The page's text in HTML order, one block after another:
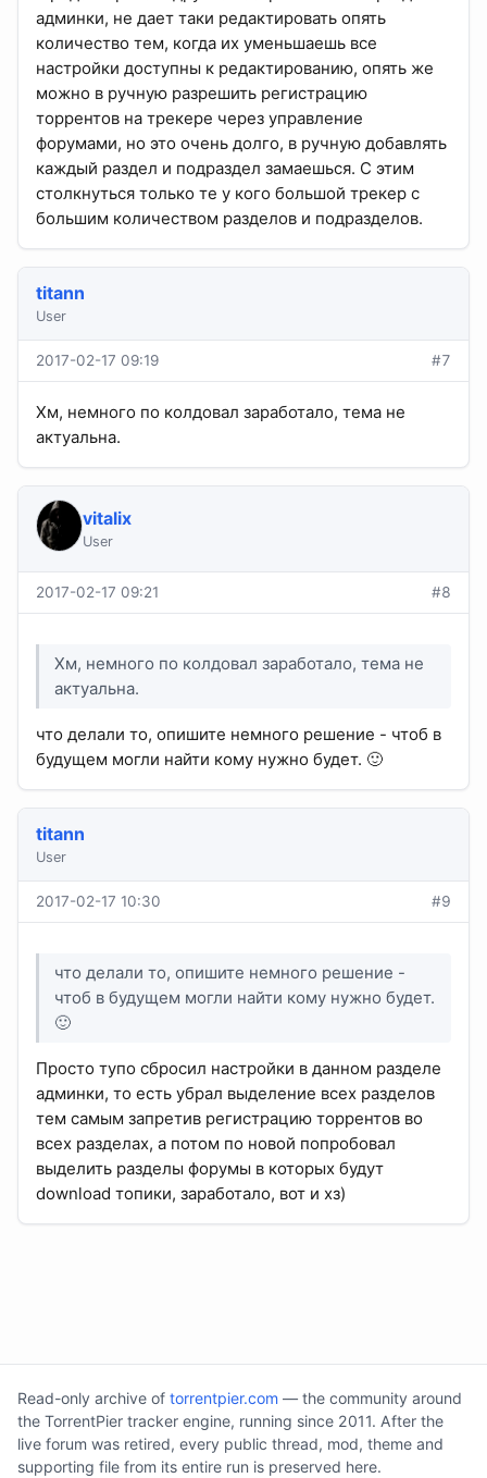
админки, не дает таки редактировать опять
количество тем, когда их уменьшаешь все
настройки доступны к редактированию, опять же
можно в ручную разрешить регистрацию
торрентов на трекере через управление
форумами, но это очень долго, в ручную добавлять
каждый раздел и подраздел замаешься. С этим
столкнуться только те у кого большой трекер с
большим количеством разделов и подразделов.
titann
User
2017-02-17 09:19 #7
Хм, немного по колдовал заработало, тема не
актуальна.
vitalix
User
2017-02-17 09:21 #8
Хм, немного по колдовал заработало, тема не
актуальна.
что делали то, опишите немного решение - чтоб в
будущем могли найти кому нужно будет. 🙂
titann
User
2017-02-17 10:30 #9
что делали то, опишите немного решение -
чтоб в будущем могли найти кому нужно будет.
🙂
Просто тупо сбросил настройки в данном разделе
админки, то есть убрал выделение всех разделов
тем самым запретив регистрацию торрентов во
всех разделах, а потом по новой попробовал
выделить разделы форумы в которых будут
download топики, заработало, вот и хз)
Read-only archive of torrentpier.com — the community around
the TorrentPier tracker engine, running since 2011. After the
live forum was retired, every public thread, mod, theme and
supporting file from its entire run is preserved here.